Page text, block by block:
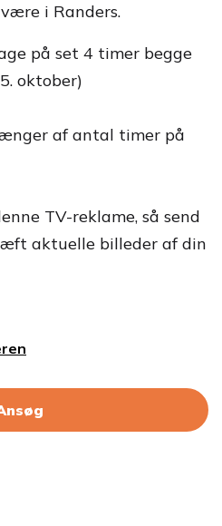
i Randers.
på set 4 timer begge
oktober)
af antal timer på
TV-reklame, så send
aktuelle billeder af din